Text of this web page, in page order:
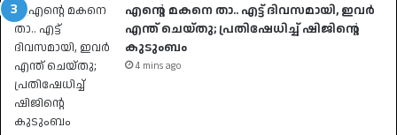
എന്റെ മകനെ താ.. എട്ട് ദിവസമായി, ഇവര്‍
എന്ത് ചെയ്തു; പ്രതിഷേധിച്ച് ഷിജിന്റെ
കുടുംബം
4 mins ago